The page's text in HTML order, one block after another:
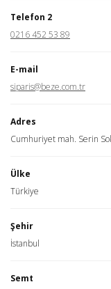
Telefon 2
0216 452 53 89
E-mail
siparis@beze.com.tr
Adres
Cumhuriyet mah. Serin
Ülke
Türkiye
Şehir
İstanbul
Semt